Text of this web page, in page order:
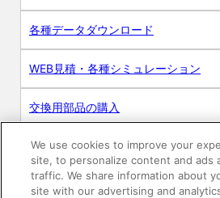
各種データダウンロード
WEB見積・各種シミュレーション
交換用部品の購入
修理・点検
お問い合わせ
We use cookies to improve your
site, to personalize content and ads
traffic. We share information about
site with our advertising and